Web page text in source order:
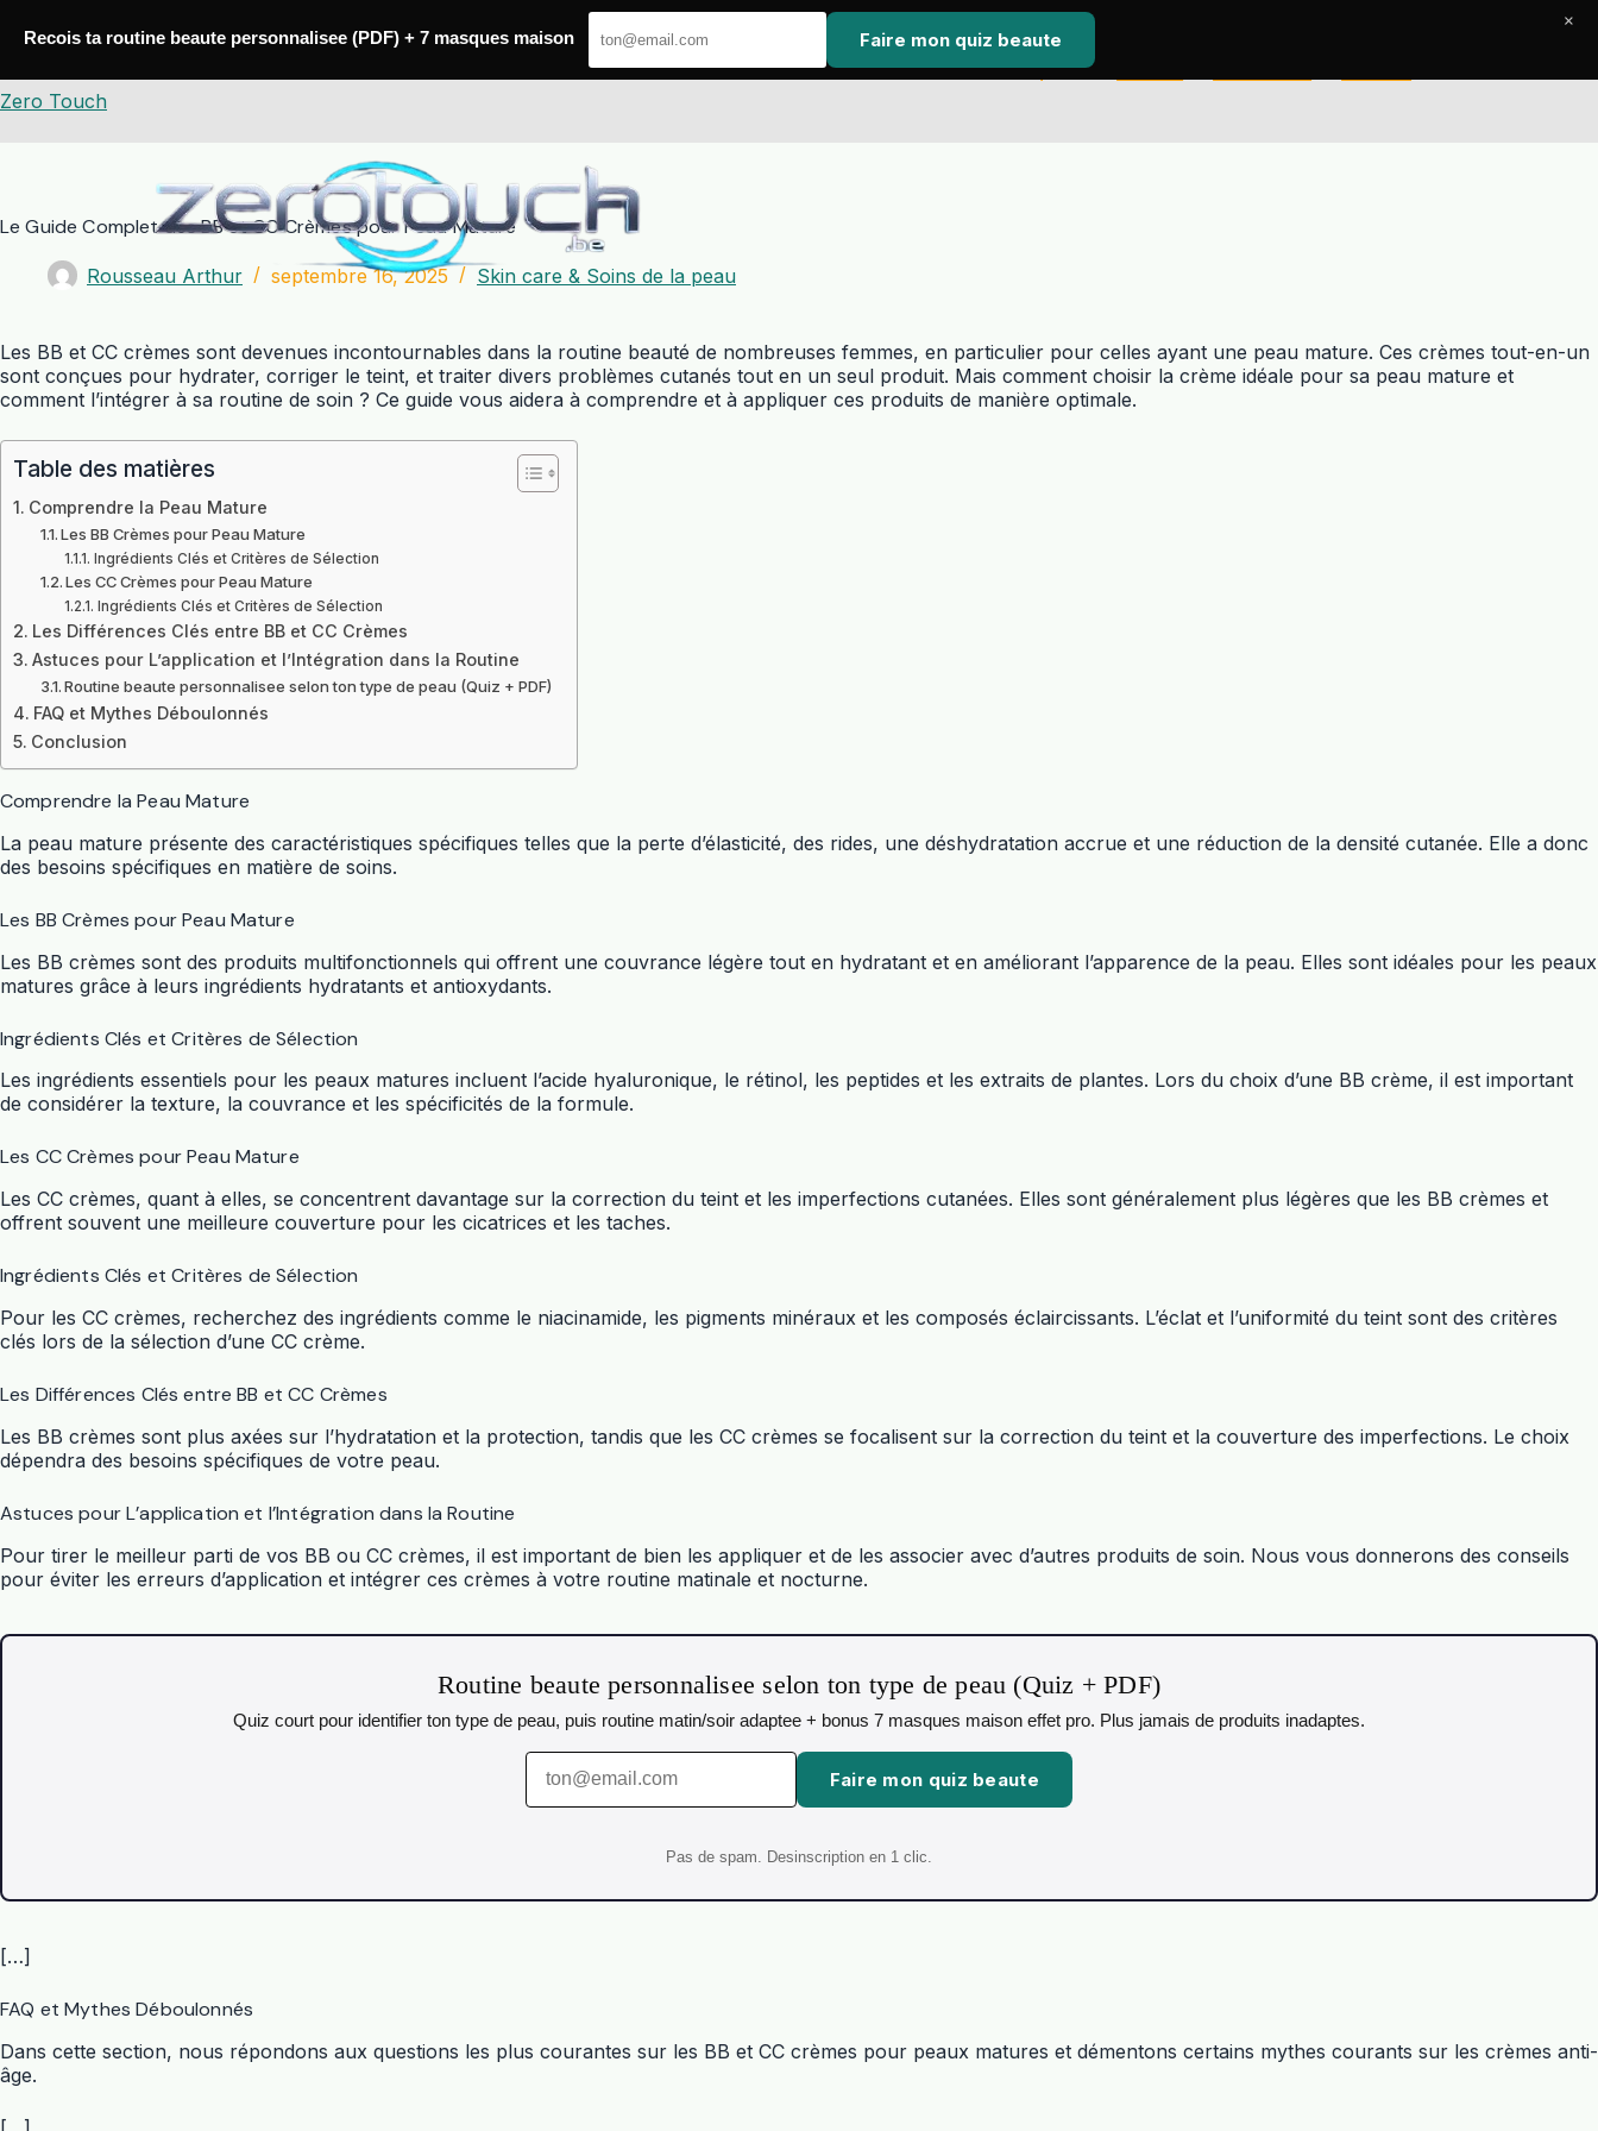
Zero Touch
Le Guide Complet des BB et CC Crèmes pour Peau Mature
Rousseau Arthur septembre 16, 2025 Skin care & Soins de la peau
Les BB et CC crèmes sont devenues incontournables dans la routine beauté de nombreuses femmes, en particulier pour celles ayant une peau mature. Ces crèmes tout-en-un
sont conçues pour hydrater, corriger le teint, et traiter divers problèmes cutanés tout en un seul produit. Mais comment choisir la crème idéale pour sa peau mature et
comment l’intégrer à sa routine de soin ? Ce guide vous aidera à comprendre et à appliquer ces produits de manière optimale.
Table des matières
Comprendre la Peau Mature
Les BB Crèmes pour Peau Mature
Ingrédients Clés et Critères de Sélection
Les CC Crèmes pour Peau Mature
Ingrédients Clés et Critères de Sélection
Les Différences Clés entre BB et CC Crèmes
Astuces pour L’application et l’Intégration dans la Routine
Routine beaute personnalisee selon ton type de peau (Quiz + PDF)
FAQ et Mythes Déboulonnés
Conclusion
Comprendre la Peau Mature
La peau mature présente des caractéristiques spécifiques telles que la perte d’élasticité, des rides, une déshydratation accrue et une réduction de la densité cutanée. Elle a donc
des besoins spécifiques en matière de soins.
Les BB Crèmes pour Peau Mature
Les BB crèmes sont des produits multifonctionnels qui offrent une couvrance légère tout en hydratant et en améliorant l’apparence de la peau. Elles sont idéales pour les peaux
matures grâce à leurs ingrédients hydratants et antioxydants.
Ingrédients Clés et Critères de Sélection
Les ingrédients essentiels pour les peaux matures incluent l’acide hyaluronique, le rétinol, les peptides et les extraits de plantes. Lors du choix d’une BB crème, il est important
de considérer la texture, la couvrance et les spécificités de la formule.
Les CC Crèmes pour Peau Mature
Les CC crèmes, quant à elles, se concentrent davantage sur la correction du teint et les imperfections cutanées. Elles sont généralement plus légères que les BB crèmes et
offrent souvent une meilleure couverture pour les cicatrices et les taches.
Ingrédients Clés et Critères de Sélection
Pour les CC crèmes, recherchez des ingrédients comme le niacinamide, les pigments minéraux et les composés éclaircissants. L’éclat et l’uniformité du teint sont des critères
clés lors de la sélection d’une CC crème.
Les Différences Clés entre BB et CC Crèmes
Les BB crèmes sont plus axées sur l’hydratation et la protection, tandis que les CC crèmes se focalisent sur la correction du teint et la couverture des imperfections. Le choix
dépendra des besoins spécifiques de votre peau.
Astuces pour L’application et l’Intégration dans la Routine
Pour tirer le meilleur parti de vos BB ou CC crèmes, il est important de bien les appliquer et de les associer avec d’autres produits de soin. Nous vous donnerons des conseils
pour éviter les erreurs d’application et intégrer ces crèmes à votre routine matinale et nocturne.
Routine beaute personnalisee selon ton type de peau (Quiz + PDF)
Quiz court pour identifier ton type de peau, puis routine matin/soir adaptee + bonus 7 masques maison effet pro. Plus jamais de produits inadaptes.
Faire mon quiz beaute
Pas de spam. Desinscription en 1 clic.
[…]
FAQ et Mythes Déboulonnés
Dans cette section, nous répondons aux questions les plus courantes sur les BB et CC crèmes pour peaux matures et démentons certains mythes courants sur les crèmes anti-
âge.
Recois ta routine beaute personnalisee (PDF) + 7 masques maison Faire mon quiz beaute
×